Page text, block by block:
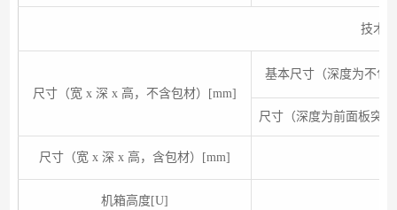
技术
尺寸（宽 x 深 x 高，不含包材）[mm]
基本尺寸（深度为不包
尺寸（深度为前面板突
尺寸（宽 x 深 x 高，含包材）[mm]
机箱高度[U]